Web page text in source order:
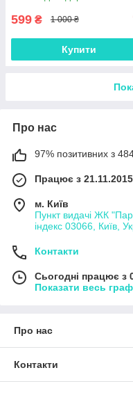
599 ₴ 1 000 ₴
Купити
Про нас
97% позитивних з 484
Працює з 21.11.2015
м. Київ
Пункт видачі ЖК
індекс 03066, Київ,
Контакти
Сьогодні працює з
Показати весь
Про нас
Контакти